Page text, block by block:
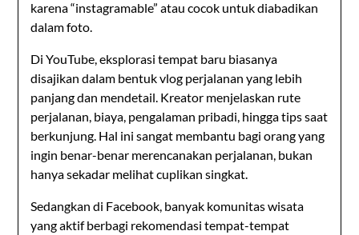
karena “instagramable” atau cocok untuk diabadikan
dalam foto.
DiYouTube, eksplorasi tempat baru biasanya
disajikan dalam bentuk vlog perjalanan yang lebih
panjang dan mendetail. Kreator menjelaskan rute
perjalanan, biaya, pengalaman pribadi, hingga tips saat
berkunjung. Hal ini sangat membantu bagi orang yang
ingin benar-benar merencanakan perjalanan, bukan
hanya sekadar melihat cuplikan singkat.
Sedangkan di Facebook, banyak komunitas wisata
yang aktif berbagi rekomendasi tempat-tempat